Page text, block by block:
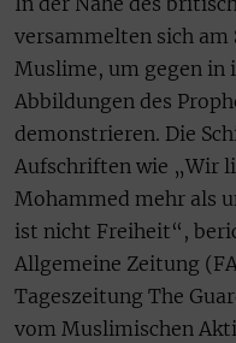
versammelten sich am
Muslime, um gegen in
Abbildungen des
demonstrieren. Die
Aufschriften wie „Wir
Mohammed mehr als
ist nicht Freiheit“,
Allgemeine Zeitung
Tageszeitung The
vom Muslimischen